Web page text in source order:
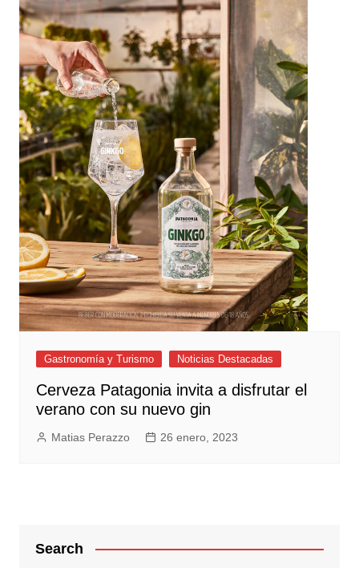
Gastronomía y Turismo Noticias Destacadas
Cerveza Patagonia invita a disfrutar el
verano con su nuevo gin
Matias Perazzo 26 enero, 2023
Search